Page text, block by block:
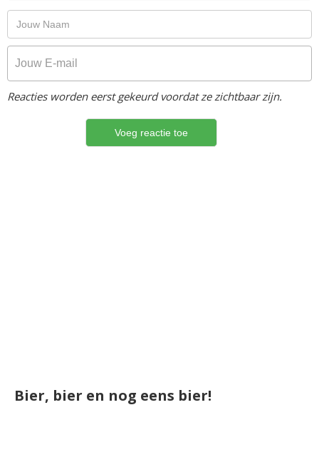
Reacties worden eerst gekeurd voordat ze zichtbaar zijn.
Bier, bier en nog eens bier!